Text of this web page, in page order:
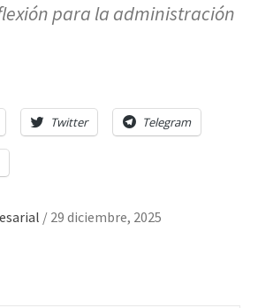
para la administración
Twitter Telegram
/ 29 diciembre, 2025